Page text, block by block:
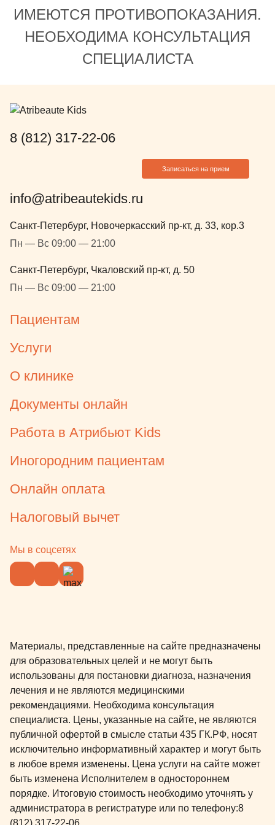
ИМЕЮТСЯ ПРОТИВОПОКАЗАНИЯ.
НЕОБХОДИМА КОНСУЛЬТАЦИЯ
СПЕЦИАЛИСТА
8 (812) 317-22-06
Записаться на прием
info@atribeautekids.ru
Санкт-Петербург, Новочеркасский пр-кт, д. 33, кор.3
Пн — Вс 09:00 — 21:00
Санкт-Петербург, Чкаловский пр-кт, д. 50
Пн — Вс 09:00 — 21:00
Пациентам
Услуги
О клинике
Документы онлайн
Работа в Атрибьют Kids
Иногородним пациентам
Онлайн оплата
Налоговый вычет
Мы в соцсетях
Материалы, представленные на сайте предназначены
для образовательных целей и не могут быть
использованы для постановки диагноза, назначения
лечения и не являются медицинскими
рекомендациями. Необходима консультация
специалиста. Цены, указанные на сайте, не являются
публичной офертой в смысле статьи 435 ГК.РФ, носят
исключительно информативный характер и могут быть
в любое время изменены. Цена услуги на сайте может
быть изменена Исполнителем в одностороннем
порядке. Итоговую стоимость необходимо уточнять у
администратора в регистратуре или по телефону:8
(812) 317-22-06